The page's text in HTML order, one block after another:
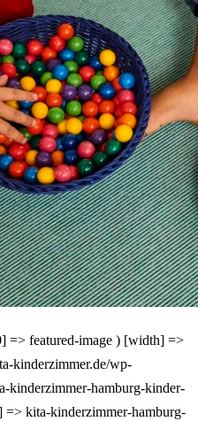
=> featured-image ) [width] =>
kinderzimmer.de/wp-
kinderzimmer-hamburg-kinder-
kita-kinderzimmer-hamburg-